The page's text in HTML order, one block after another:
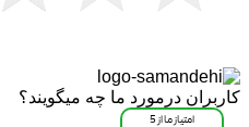
کاربران درمورد ما چه میگویند؟